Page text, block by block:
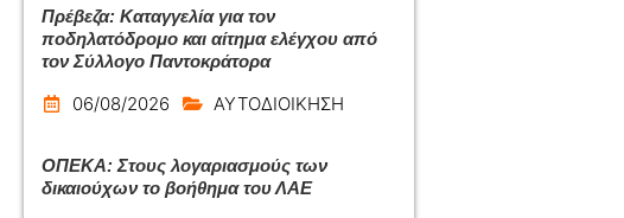
Πρέβεζα: Καταγγελία για τον
ποδηλατόδρομο και αίτημα ελέγχου από
τον Σύλλογο Παντοκράτορα
06/08/2026 ΑΥΤΟΔΙΟΙΚΗΣΗ
ΟΠΕΚΑ: Στους λογαριασμούς των
δικαιούχων το βοήθημα του ΛΑΕ